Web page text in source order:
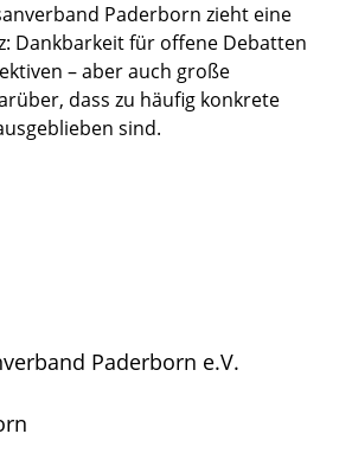
Paderborn zieht eine
Dankbarkeit für offene Debatten
– aber auch große
dass zu häufig konkrete
sind.
Paderborn e.V.